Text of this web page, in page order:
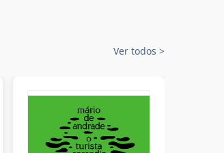
Ver todos >